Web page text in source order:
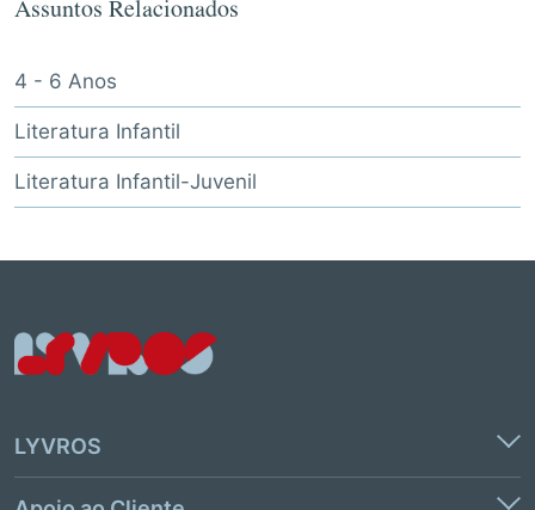
Assuntos Relacionados
4 - 6 Anos
Literatura Infantil
Literatura Infantil-Juvenil
LYVROS